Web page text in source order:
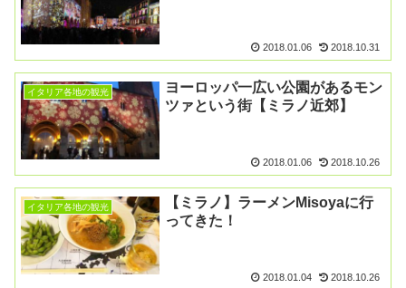
2018.01.06 2018.10.31
イタリア各地の観光
ヨーロッパ一広い公園があるモン
ツァという街【ミラノ近郊】
2018.01.06 2018.10.26
イタリア各地の観光
【ミラノ】ラーメンMisoyaに行
ってきた！
2018.01.04 2018.10.26